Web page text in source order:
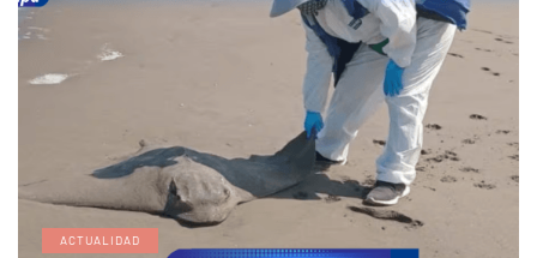
ACTUALIDAD